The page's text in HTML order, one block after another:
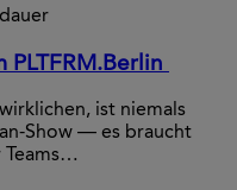
PLTFRM.Berlin
ist niemals
Show — es braucht
Teams…